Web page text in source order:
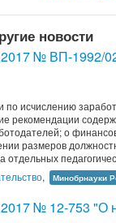
новости
№ ВП-1992/
исчислению
рекомендации
о
размеров
, Минобрнауки
№ 12-753 "О